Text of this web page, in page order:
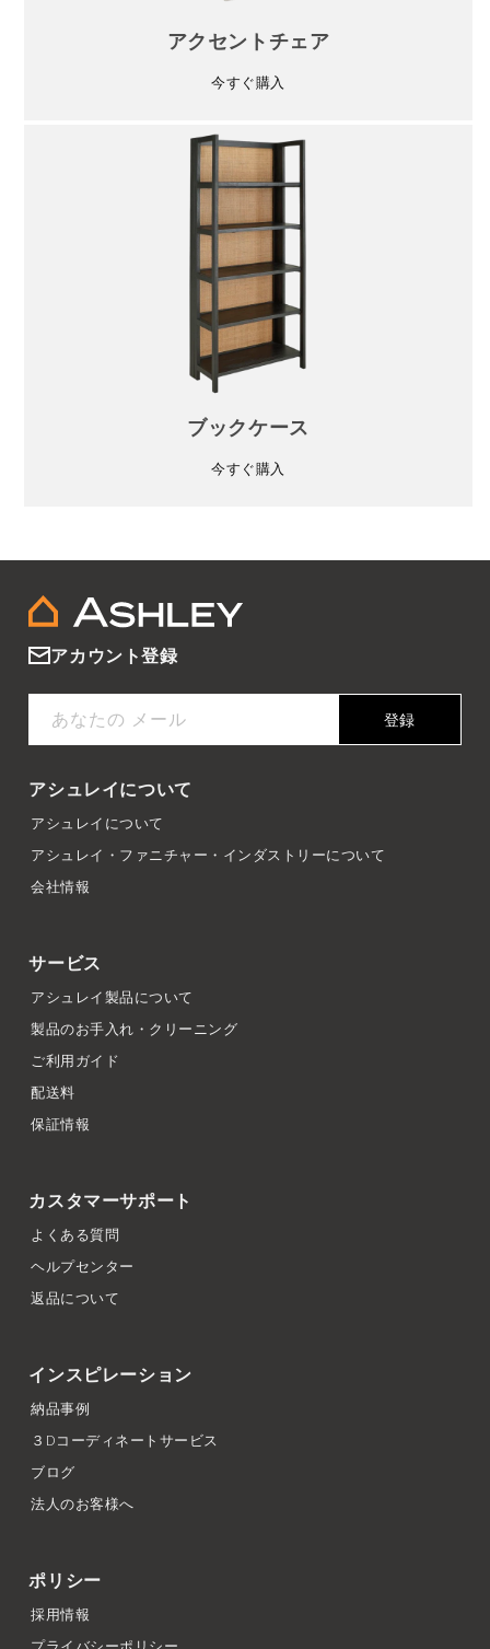
アクセントチェア
今すぐ購入
ブックケース
今すぐ購入
アカウント登録
あなたの メール 登録
アシュレイについて
アシュレイについて
アシュレイ・ファニチャー・インダストリーについて
会社情報
サービス
アシュレイ製品について
製品のお手入れ・クリーニング
ご利用ガイド
配送料
保証情報
カスタマーサポート
よくある質問
ヘルプセンター
返品について
インスピレーション
納品事例
３Dコーディネートサービス
ブログ
法人のお客様へ
ポリシー
採用情報